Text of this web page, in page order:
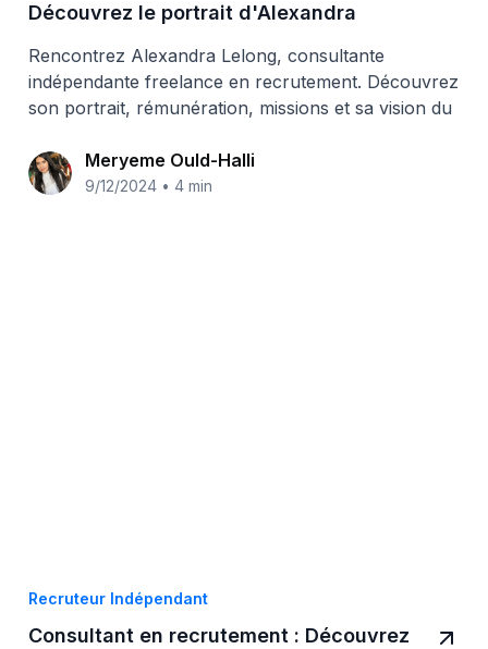
Découvrez le portrait d'Alexandra
Lelong
Rencontrez Alexandra Lelong, consultante
indépendante freelance en recrutement. Découvrez
son portrait, rémunération, missions et sa vision du
Meryeme Ould-Halli
9/12/2024 • 4 min
Recruteur Indépendant
Consultant en recrutement : Découvrez